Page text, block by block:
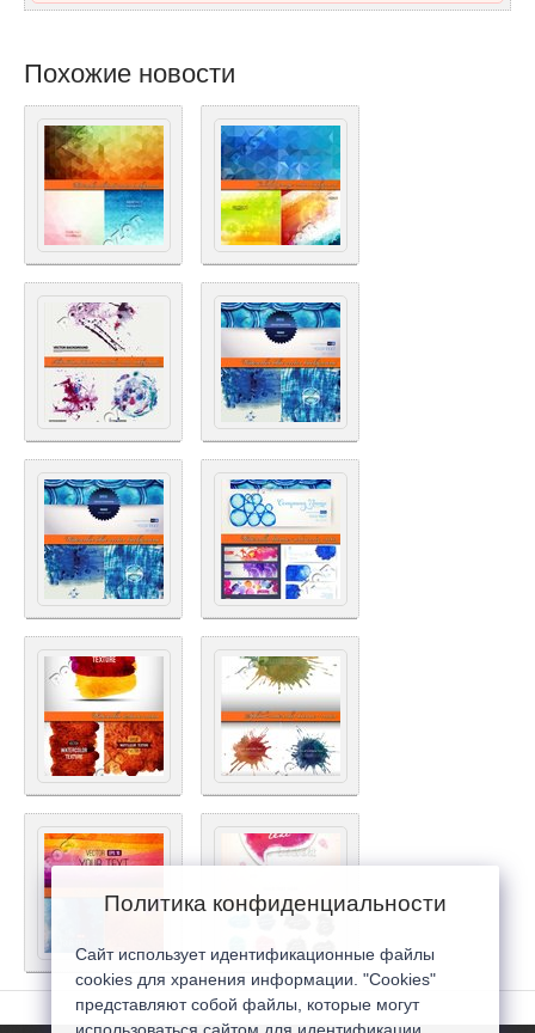
Похожие новости
Политика конфиденциальности
Сайт использует идентификационные файлы
cookies для хранения информации. "Cookies"
представляют собой файлы, которые могут